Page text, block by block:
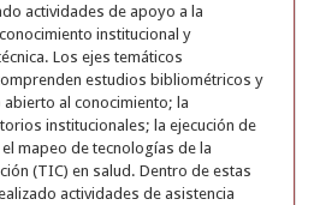
actividades de apoyo a la
institucional y
Los ejes temáticos
estudios bibliométricos y
al conocimiento; la
institucionales; la ejecución de
mapeo de tecnologías de la
(TIC) en salud. Dentro de estas
actividades de asistencia